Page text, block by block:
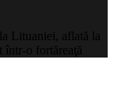
Lituaniei, aflată la
într-o fortăreaţă